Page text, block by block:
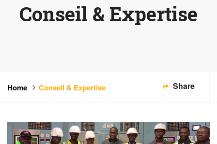
Conseil & Expertise
Home Conseil & Expertise Share